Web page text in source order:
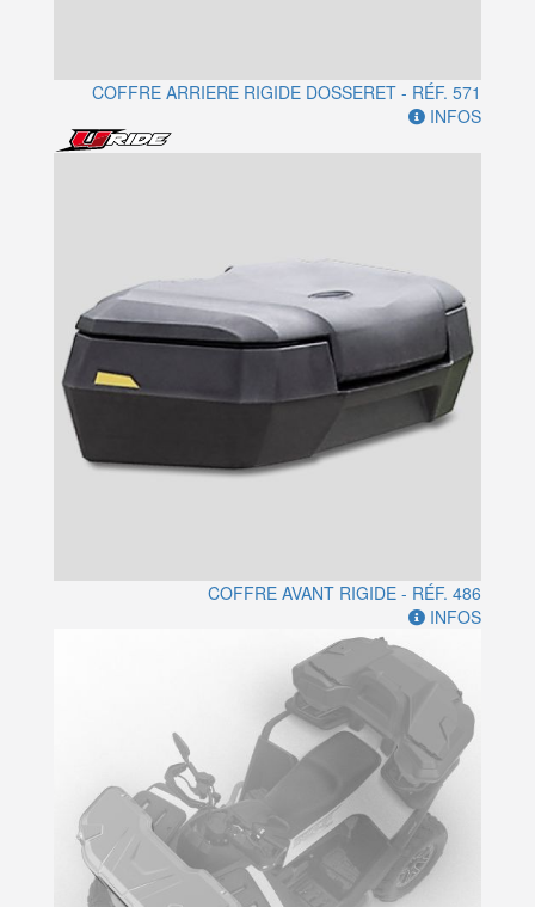
COFFRE ARRIERE RIGIDE DOSSERET - RÉF. 571
INFOS
COFFRE AVANT RIGIDE - RÉF. 486
INFOS